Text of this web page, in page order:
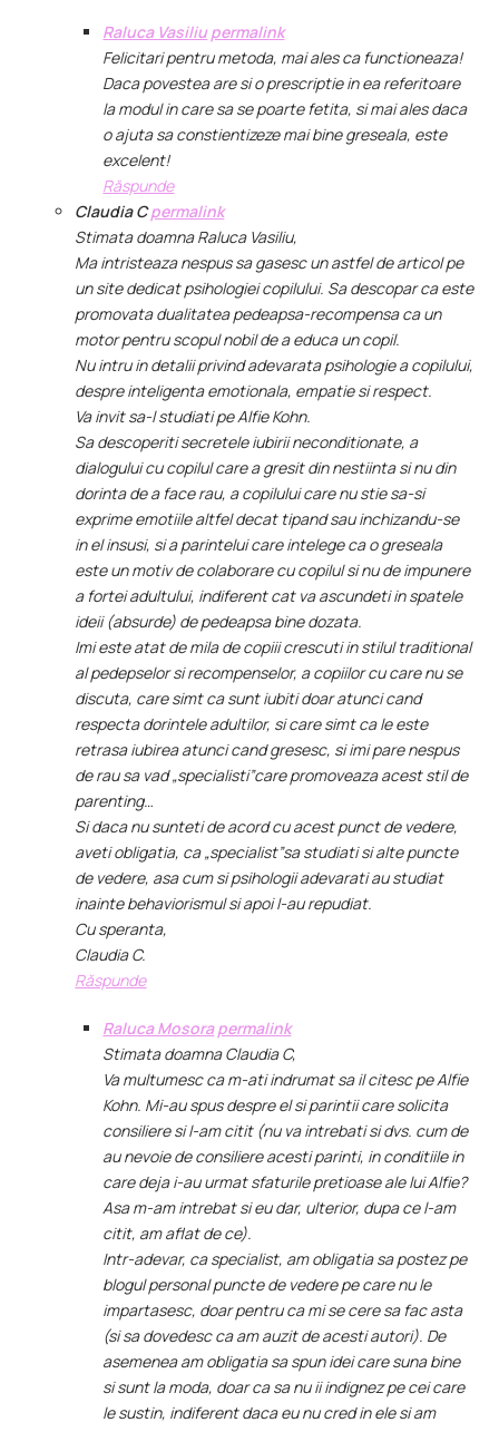
Raluca Vasiliupermalink
Felicitari pentru metoda, mai ales ca functioneaza!
Daca povestea are si o prescriptie in ea referitoare
la modul in care sa se poarte fetita, si mai ales daca
o ajuta sa constientizeze mai bine greseala, este
excelent!
Răspunde
Claudia Cpermalink
Stimata doamna Raluca Vasiliu,
Ma intristeaza nespus sa gasesc un astfel de articol pe
un site dedicat psihologiei copilului. Sa descopar ca este
promovata dualitatea pedeapsa-recompensa ca un
motor pentru scopul nobil de a educa un copil.
Nu intru in detalii privind adevarata psihologie a copilului,
despre inteligenta emotionala, empatie si respect.
Va invit sa-l studiati pe Alfie Kohn.
Sa descoperiti secretele iubirii neconditionate, a
dialogului cu copilul care a gresit din nestiinta si nu din
dorinta de a face rau, a copilului care nu stie sa-si
exprime emotiile altfel decat tipand sau inchizandu-se
in el insusi, si a parintelui care intelege ca o greseala
este un motiv de colaborare cu copilul si nu de impunere
a fortei adultului, indiferent cat va ascundeti in spatele
ideii (absurde) de pedeapsa bine dozata.
Imi este atat de mila de copiii crescuti in stilul traditional
al pedepselor si recompenselor, a copiilor cu care nu se
discuta, care simt ca sunt iubiti doar atunci cand
respecta dorintele adultilor, si care simt ca le este
retrasa iubirea atunci cand gresesc, si imi pare nespus
de rau sa vad „specialisti”care promoveaza acest stil de
parenting…
Si daca nu sunteti de acord cu acest punct de vedere,
aveti obligatia, ca „specialist”sa studiati si alte puncte
de vedere, asa cum si psihologii adevarati au studiat
inainte behaviorismul si apoi l-au repudiat.
Cu speranta,
Claudia C.
Răspunde
Raluca Mosorapermalink
Stimata doamna Claudia C,
Va multumesc ca m-ati indrumat sa il citesc pe Alfie
Kohn. Mi-au spus despre el si parintii care solicita
consiliere si l-am citit (nu va intrebati si dvs. cum de
au nevoie de consiliere acesti parinti, in conditiile in
care deja i-au urmat sfaturile pretioase ale lui Alfie?
Asa m-am intrebat si eu dar, ulterior, dupa ce l-am
citit, am aflat de ce).
Intr-adevar, ca specialist, am obligatia sa postez pe
blogul personal puncte de vedere pe care nu le
impartasesc, doar pentru ca mi se cere sa fac asta
(si sa dovedesc ca am auzit de acesti autori). De
asemenea am obligatia sa spun idei care suna bine
si sunt la moda, doar ca sa nu ii indignez pe cei care
le sustin, indiferent daca eu nu cred in ele si am